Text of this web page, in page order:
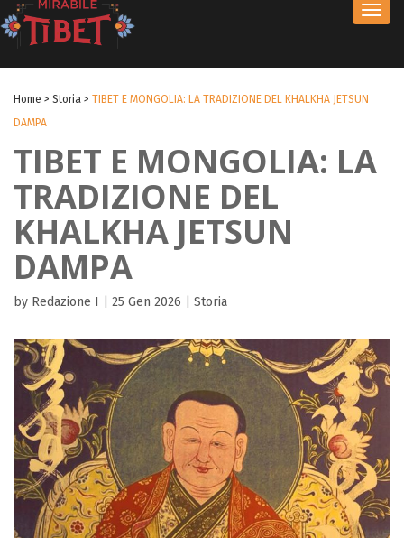
Home > Storia > TIBET E MONGOLIA: LA TRADIZIONE DEL KHALKHA JETSUN
DAMPA
TIBET E MONGOLIA: LA
TRADIZIONE DEL
KHALKHA JETSUN
DAMPA
by Redazione I 25 Gen 2026 Storia